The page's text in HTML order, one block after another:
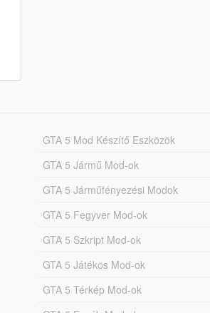
GTA 5 Mod Készítő Eszközök
GTA 5 Jármű Mod-ok
GTA 5 Járműfényezési Modok
GTA 5 Fegyver Mod-ok
GTA 5 Szkript Mod-ok
GTA 5 Játékos Mod-ok
GTA 5 Térkép Mod-ok